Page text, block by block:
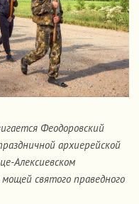
Феодоровский
архиерейской
Алексиевском
святого праведного